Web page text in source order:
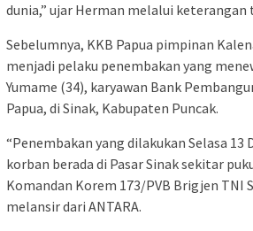
dunia,” ujar Herman melalui keterangan
Sebelumnya, KKB Papua pimpinan
menjadi pelaku penembakan yang
Yumame (34), karyawan Bank
Papua, di Sinak, Kabupaten Puncak.
“Penembakan yang dilakukan Selasa 13
korban berada di Pasar Sinak sekitar
Komandan Korem 173/PVB Brigjen TNI
melansir dari ANTARA.